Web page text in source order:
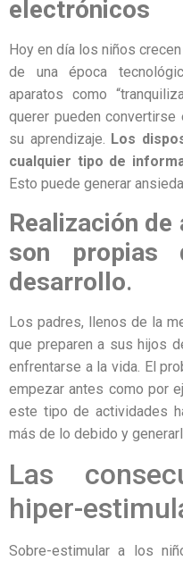
electrónicos
Hoy en día los niños
de una época
aparatos como
querer pueden convertirse
su aprendizaje. Los
cualquier tipo de
Esto puede generar
Realización
son propias
desarrollo.
Los padres, llenos de la
que preparen a sus hijos
enfrentarse a la vida. El
empezar antes como por
este tipo de actividades
más de lo debido y
Las
hiper-
Sobre-estimular a los